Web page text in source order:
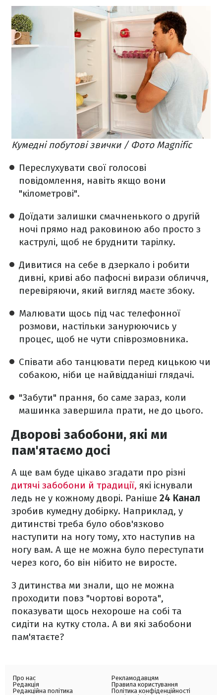
Кумедні побутові звички / Фото Magnific
Переслухувати свої голосові
повідомлення, навіть якщо вони
"кілометрові".
Доїдати залишки смачненького о другій
ночі прямо над раковиною або просто з
каструлі, щоб не бруднити тарілку.
Дивитися на себе в дзеркало і робити
дивні, криві або пафосні вирази обличчя,
перевіряючи, який вигляд маєте збоку.
Малювати щось під час телефонної
розмови, настільки занурюючись у
процес, щоб не чути співрозмовника.
Співати або танцювати перед кицькою чи
собакою, ніби це найвідданіші глядачі.
"Забути" прання, бо саме зараз, коли
машинка завершила прати, не до цього.
Дворові забобони, які ми
пам'ятаємо досі
А ще вам буде цікаво згадати про різні
дитячі забобони й традиції, які існували
ледь не у кожному дворі. Раніше 24 Канал
зробив кумедну добірку. Наприклад, у
дитинстві треба було обов'язково
наступити на ногу тому, хто наступив на
ногу вам. А ще не можна було переступати
через кого, бо він нібито не виросте.
З дитинства ми знали, що не можна
проходити повз "чортові ворота",
показувати щось нехороше на собі та
сидіти на кутку стола. А ви які забобони
пам'ятаєте?
Про нас
Редакція
Редакційна політика
Рекламодавцям
Правила користування
Політика конфіденційності